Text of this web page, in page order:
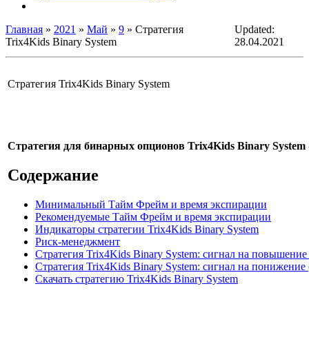
Главная » 2021 » Май » 9 » Стратегия
Trix4Kids Binary System
Updated:
28.04.2021
Стратегия Trix4Kids Binary System
Стратегия для бинарных опционов Trix4Kids Binary System
Содержание
Минимальный Тайм Фрейм и время экспирации
Рекомендуемые Тайм Фрейм и время экспирации
Индикаторы стратегии Trix4Kids Binary System
Риск-менеджмент
Стратегия Trix4Kids Binary System: сигнал на
Стратегия Trix4Kids Binary System: сигнал на понижение
Скачать стратегию Trix4Kids Binary System